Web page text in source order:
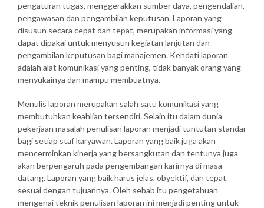
pengaturan tugas, menggerakkan sumber daya, pengendalian,
pengawasan dan pengambilan keputusan. Laporan yang
disusun secara cepat dan tepat, merupakan informasi yang
dapat dipakai untuk menyusun kegiatan lanjutan dan
pengambilan keputusan bagi manajemen. Kendati laporan
adalah alat komunikasi yang penting, tidak banyak orang yang
menyukainya dan mampu membuatnya.
Menulis laporan merupakan salah satu komunikasi yang
membutuhkan keahlian tersendiri. Selain itu dalam dunia
pekerjaan masalah penulisan laporan menjadi tuntutan standar
bagi setiap staf karyawan. Laporan yang baik juga akan
mencerminkan kinerja yang bersangkutan dan tentunya juga
akan berpengaruh pada pengembangan karirnya di masa
datang. Laporan yang baik harus jelas, obyektif, dan tepat
sesuai dengan tujuannya. Oleh sebab itu pengetahuan
mengenai teknik penulisan laporan ini menjadi penting untuk